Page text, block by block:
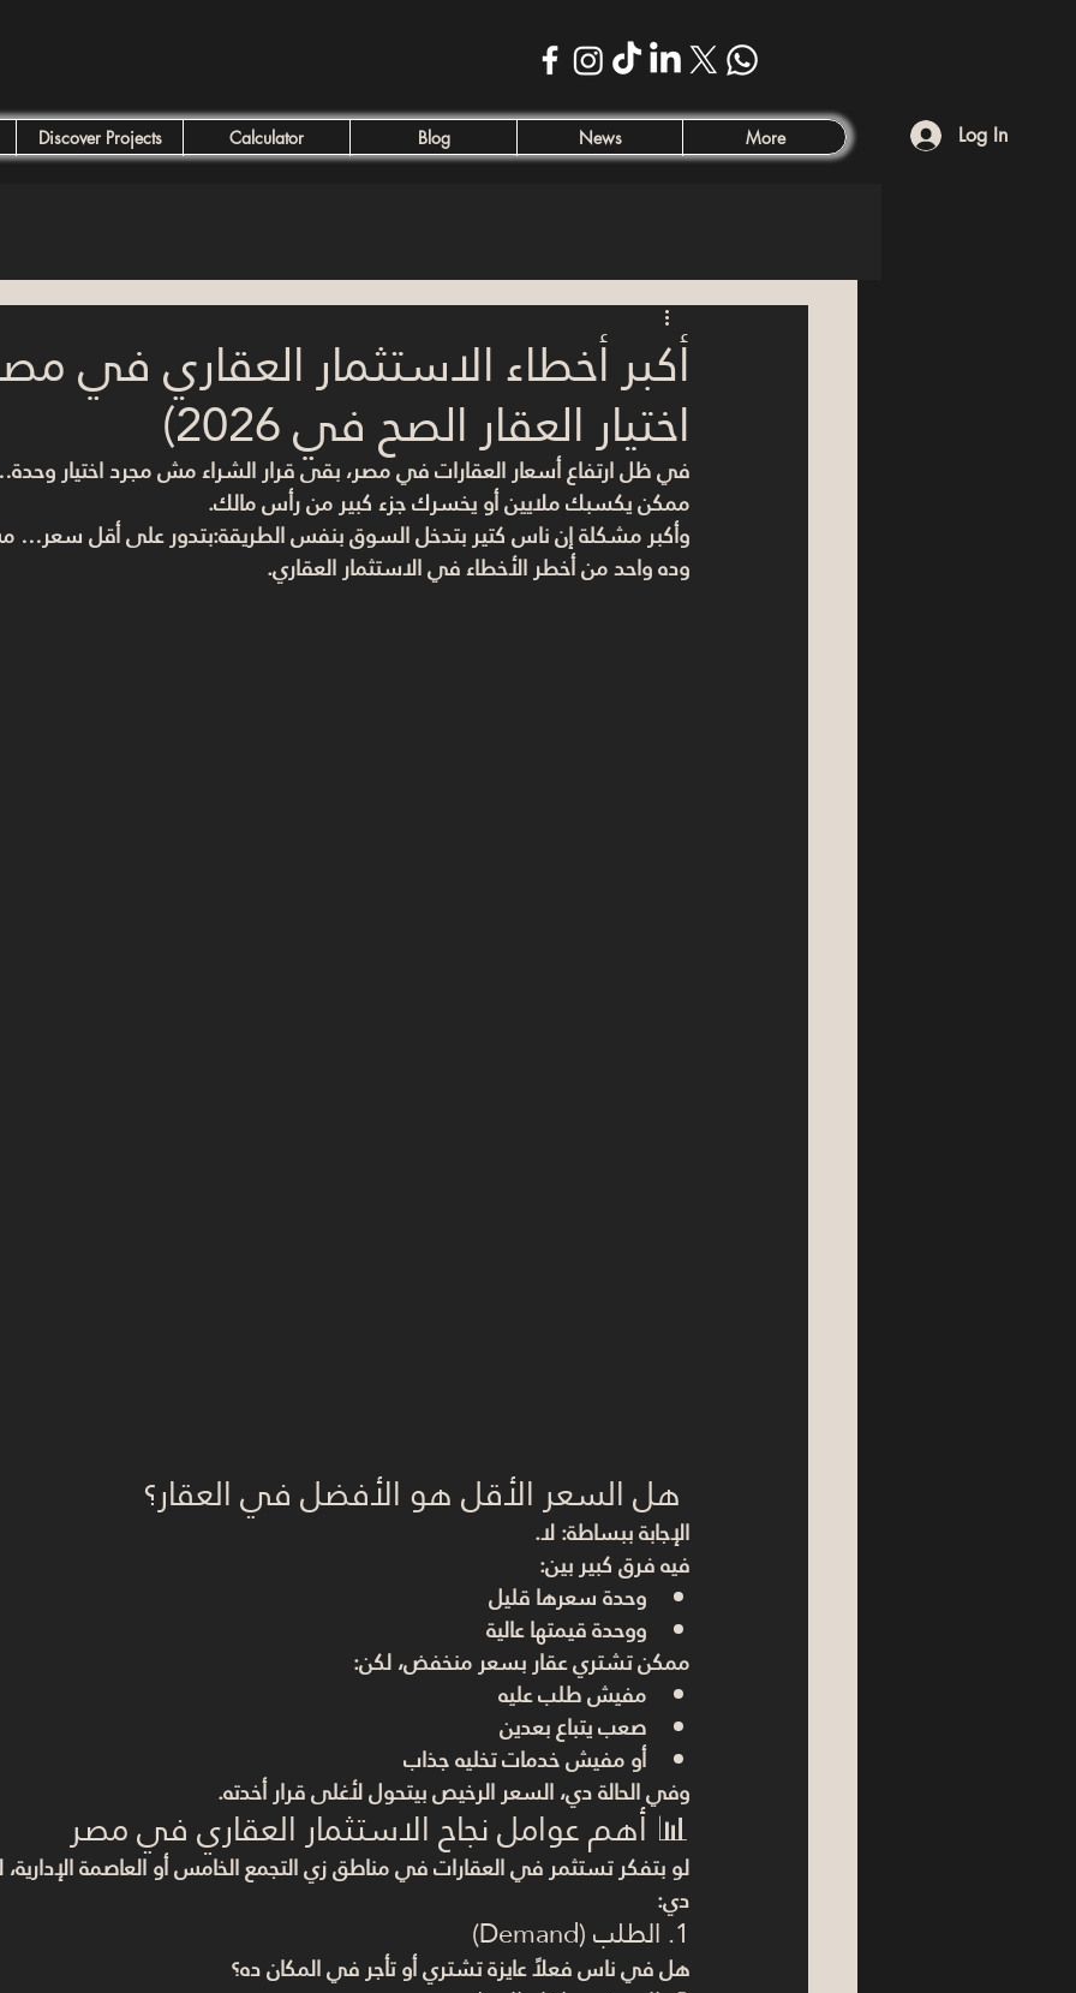
Discover Projects Calculator Blog News More Log In
أكبر أخطاء الاستثمار العقاري في
اختيار العقار الصح في 2026)
في ظل ارتفاع أسعار العقارات في مصر، بقى قرار الشراء مش مجرد اختيار
ممكن يكسبك ملايين أو يخسرك جزء كبير من رأس مالك.
وأكبر مشكلة إن ناس كتير بتدخل السوق بنفس الطريقة:بتدور على أقل
وده واحد من أخطر الأخطاء في الاستثمار العقاري.
هل السعر الأقل هو الأفضل في العقار؟
الإجابة ببساطة: لا.
فيه فرق كبير بين:
وحدة سعرها قليل
ووحدة قيمتها عالية
ممكن تشتري عقار بسعر منخفض، لكن:
مفيش طلب عليه
صعب يتباع بعدين
أو مفيش خدمات تخليه جذاب
وفي الحالة دي، السعر الرخيص بيتحول لأغلى قرار أخدته.
📊 أهم عوامل نجاح الاستثمار العقاري في مصر
لو بتفكر تستثمر في العقارات في مناطق زي التجمع الخامس أو العاصمة الإدارية
دي:
1. الطلب (Demand)
هل في ناس فعلاً عايزة تشتري أو تأجر في المكان ده؟